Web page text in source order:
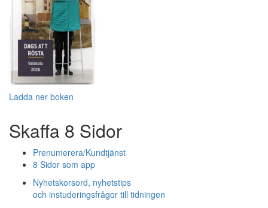
Ladda ner boken
Skaffa 8 Sidor
Prenumerera/Kundtjänst
8 Sidor som app
Nyhetskorsord, nyhetstips
och instuderingsfrågor till tidningen